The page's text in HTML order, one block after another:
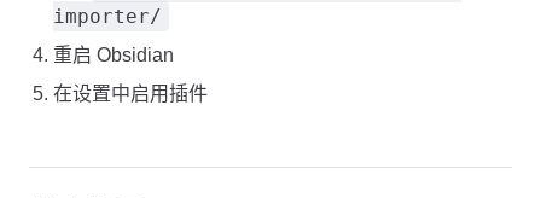
importer/
重启 Obsidian
在设置中启用插件